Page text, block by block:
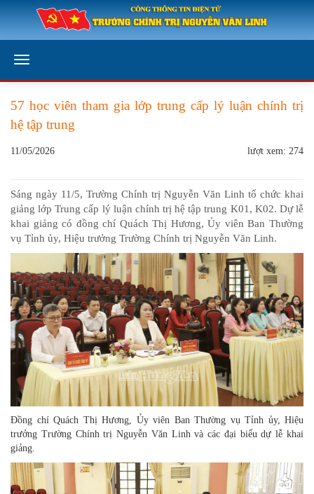
57 học viên tham gia lớp trung cấp lý luận chính trị
hệ tập trung
11/05/2026 lượt xem: 274
Sáng ngày 11/5, Trường Chính trị Nguyễn Văn Linh tổ chức khai
giảng lớp Trung cấp lý luận chính trị hệ tập trung K01, K02. Dự lễ
khai giảng có đồng chí Quách Thị Hương, Ủy viên Ban Thường
vụ Tỉnh ủy, Hiệu trưởng Trường Chính trị Nguyễn Văn Linh.
Đồng chí Quách Thị Hương, Ủy viên Ban Thường vụ Tỉnh ủy, Hiệu
trưởng Trường Chính trị Nguyễn Văn Linh và các đại biểu dự lễ khai
giảng.